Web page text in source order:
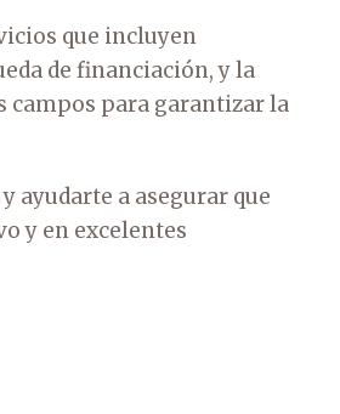
que incluyen
de financiación, y la
campos para garantizar la
ayudarte a asegurar que
y en excelentes